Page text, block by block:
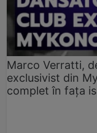
Marco Verratti,
exclusivist din
complet în fața